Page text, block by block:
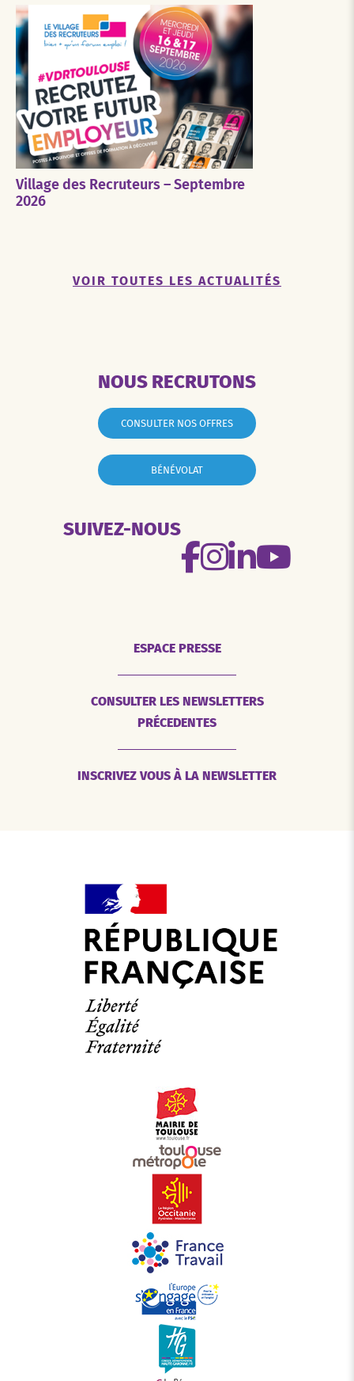
Village des Recruteurs – Septembre
2026
VOIR TOUTES LES ACTUALITÉS
NOUS RECRUTONS
CONSULTER NOS OFFRES
BÉNÉVOLAT
SUIVEZ-NOUS
ESPACE PRESSE
CONSULTER LES NEWSLETTERS
PRÉCEDENTES
INSCRIVEZ VOUS À LA NEWSLETTER